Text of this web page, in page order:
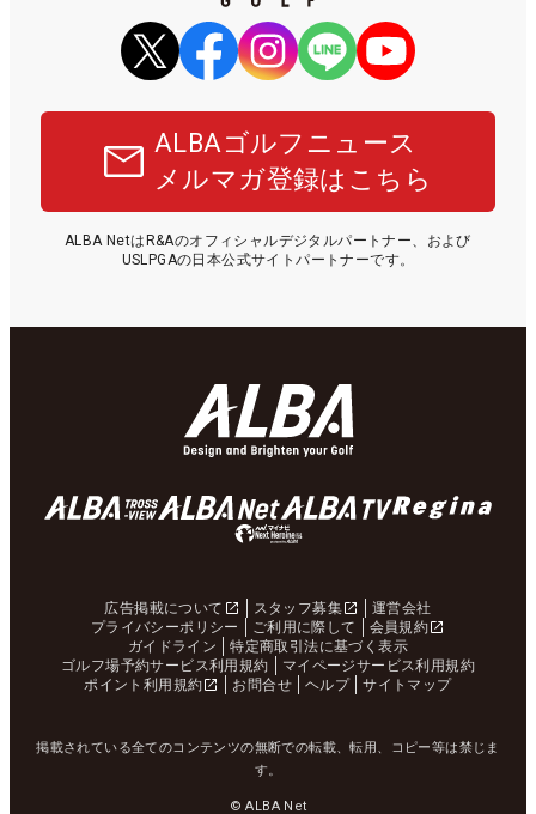
ALBAゴルフニュース
メルマガ登録はこちら
ALBA NetはR&Aのオフィシャルデジタルパートナー、および
USLPGAの日本公式サイトパートナーです。
広告掲載について スタッフ募集
運営会社
プライバシーポリシー
ご利用に際して
会員規約
ガイドライン
特定商取引法に基づく表示
ゴルフ場予約サービス利用規約
マイページサービス利用規約
ポイント利用規約
お問合せ ヘルプ サイトマップ
掲載されている全てのコンテンツの無断での転載、転用、コピー等は禁じま
す。
© ALBA Net